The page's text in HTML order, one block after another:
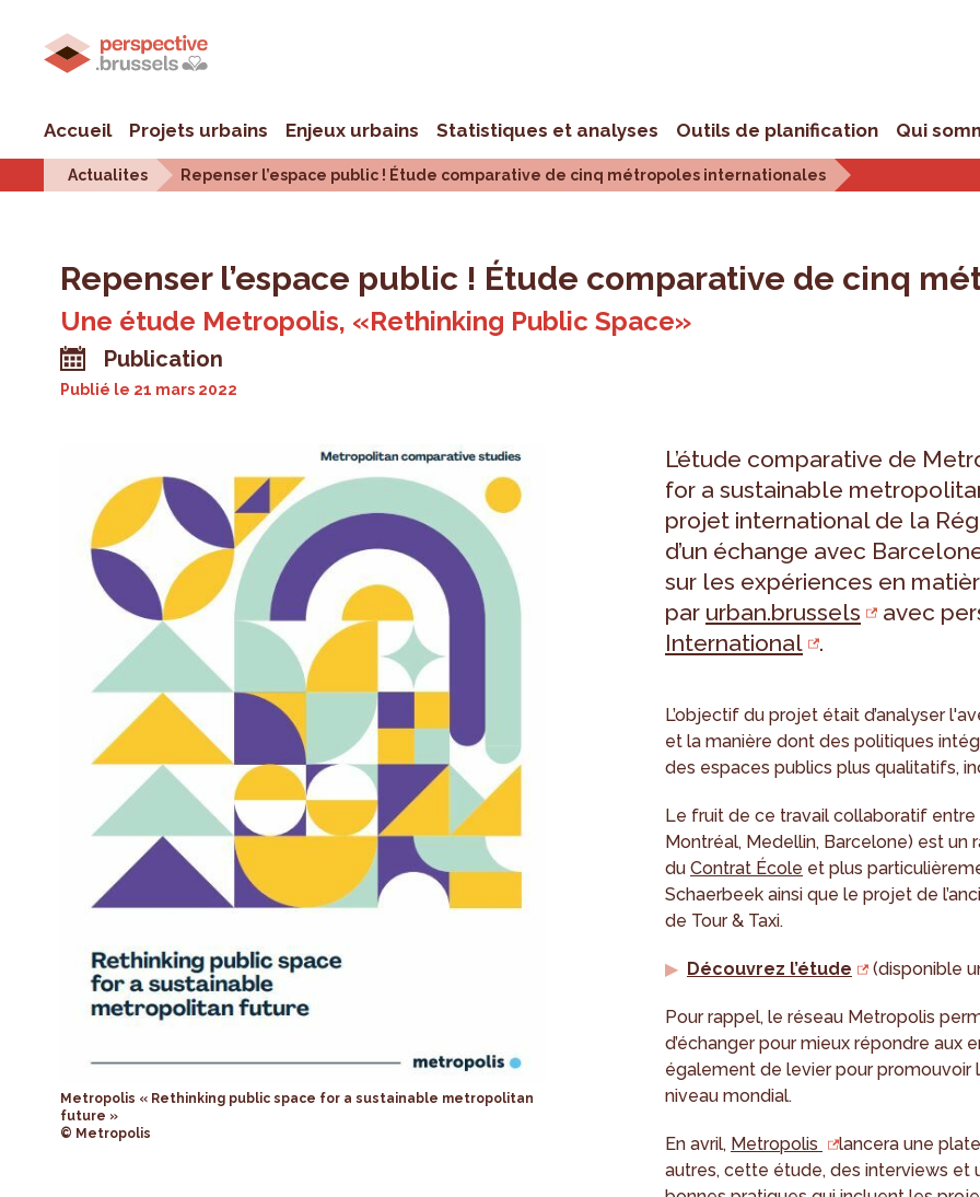
Accueil Projets urbains Enjeux urbains Statistiques et analyses Outils de planification Qui
Actualites Repenser l’espace public ! Étude comparative de cinq métropoles internationales
Repenser l’espace public ! Étude comparative de cinq
Une étude Metropolis, «Rethinking Public Space»
Publication
Publié le 21 mars 2022
Metropolis « Rethinking public space for a sustainable metropolitan
future »
© Metropolis
L’étude comparative de
for a sustainable
projet international de la
d’un échange avec
sur les expériences en
par urban.brussels
avec
International
.
L’objectif du projet était d’analyser
et la manière dont des politiques
des espaces publics plus qualitatifs,
Le fruit de ce travail collaboratif
Montréal, Medellin, Barcelone) est
duContrat École et plus
Schaerbeek ainsi que le projet de
de Tour & Taxi.
Découvrez l’étude (disponible
Pour rappel, le réseau Metropolis
d’échanger pour mieux répondre aux
également de levier pour promouvoir
niveau mondial.
En avril, Metropolis
lancera une
autres, cette étude, des interviews et